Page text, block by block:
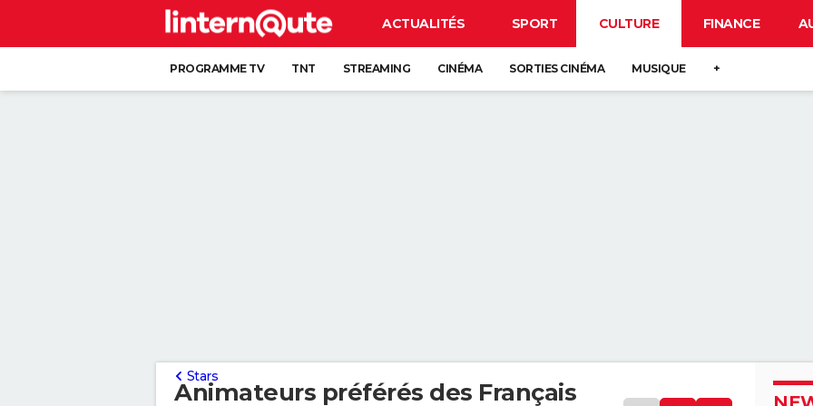
ACTUALITÉS SPORT CULTURE FINANCE
PROGRAMME TV TNT STREAMING CINÉMA SORTIES CINÉMA MUSIQUE +
Animateurs préférés des Français
Stars